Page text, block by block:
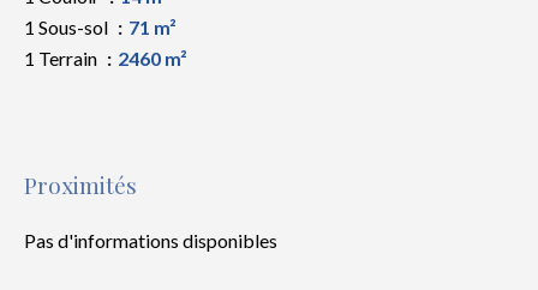
1 Sous-sol
71 m²
1 Terrain
2460 m²
Proximités
Pas d'informations disponibles